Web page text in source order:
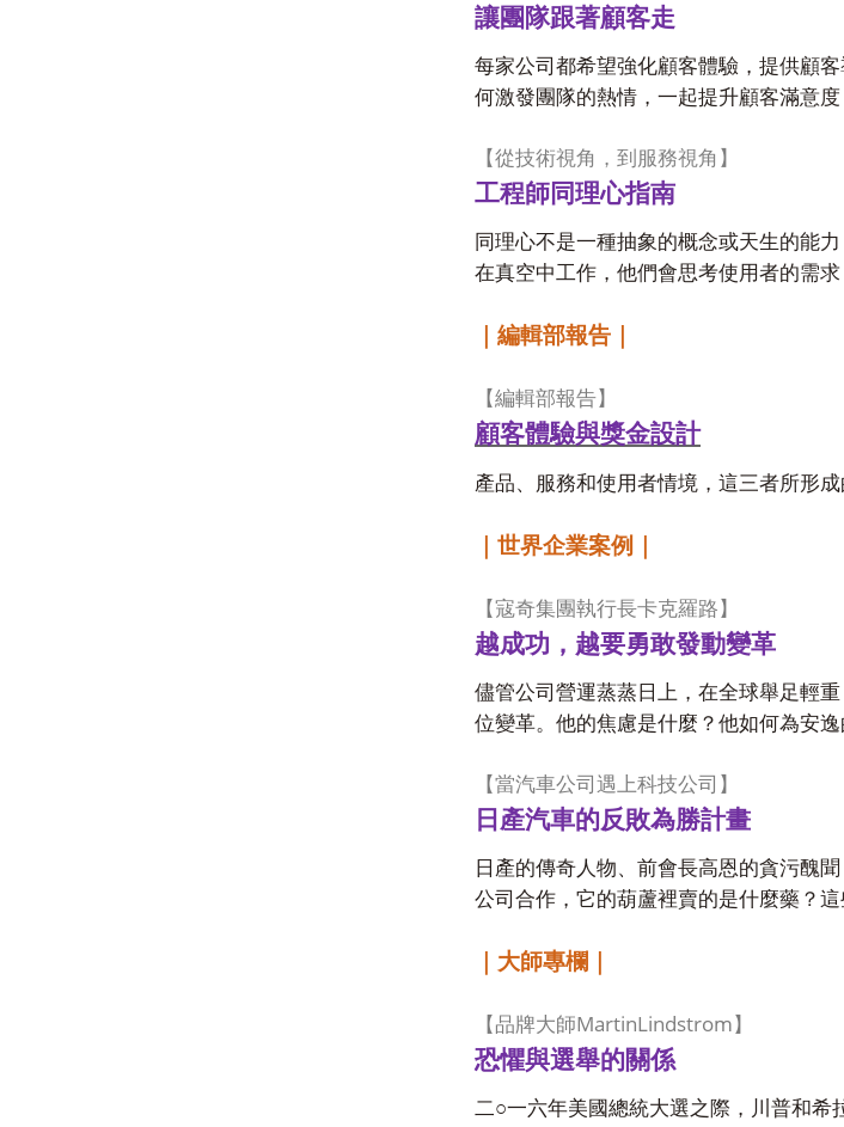
讓團隊跟著顧客走
每家公司都希望強化顧客體驗，提供顧
何激發團隊的熱情，一起提升顧客滿意度
【從技術視角，到服務視角】
工程師同理心指南
同理心不是一種抽象的概念或天生的能
在真空中工作，他們會思考使用者的需求
｜編輯部報告｜
【編輯部報告】
顧客體驗與獎金設計
產品、服務和使用者情境，這三者所形
｜世界企業案例｜
【寇奇集團執行長卡克羅路】
越成功，越要勇敢發動變革
儘管公司營運蒸蒸日上，在全球舉足輕
位變革。他的焦慮是什麼？他如何為安
【當汽車公司遇上科技公司】
日產汽車的反敗為勝計畫
日產的傳奇人物、前會長高恩的貪污醜
公司合作，它的葫蘆裡賣的是什麼藥？
｜大師專欄｜
【品牌大師MartinLindstrom 】
恐懼與選舉的關係
二○一六年美國總統大選之際，川普和希